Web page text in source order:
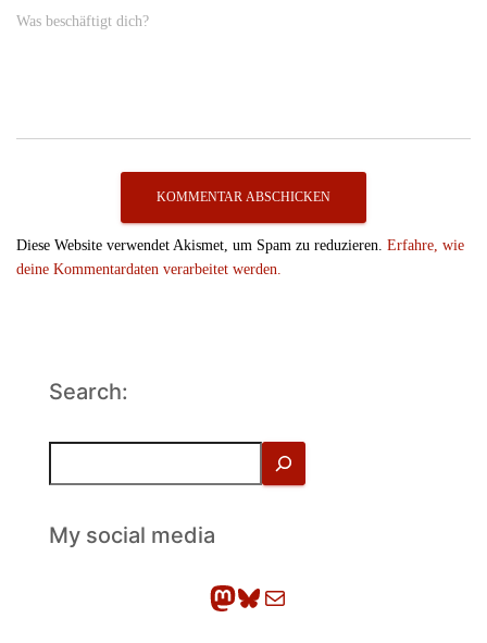
Was beschäftigt dich?
Diese Website verwendet Akismet, um Spam zu reduzieren. Erfahre, wie
deine Kommentardaten verarbeitet werden.
Search:
h
eMy social media
Mastodon Bluesky E-Mail